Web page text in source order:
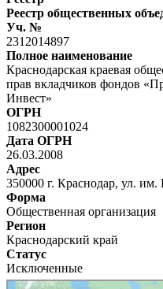
Реестр общественных
Уч. №
2312014897
Полное наименование
Краснодарская краевая
прав вкладчиков фондов
Инвест»
ОГРН
1082300001024
Дата ОГРН
26.03.2008
Адрес
350000 г. Краснодар, ул.
Форма
Общественная организация
Регион
Краснодарский край
Статус
Исключенные